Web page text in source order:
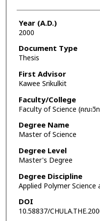
Year (A.D.)
2000
Document Type
Thesis
First Advisor
Kawee Srikulkit
Faculty/College
Faculty of Science (คณะวิ
Degree Name
Master of Science
Degree Level
Master's Degree
Degree Discipline
Applied Polymer
DOI
10.58837/